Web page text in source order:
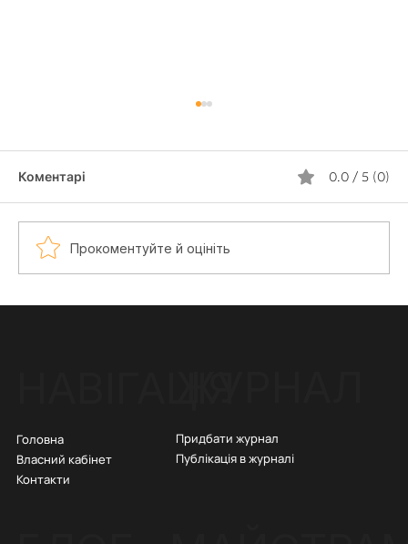
Коментарі 0.0 / 5 (0)
Прокоментуйте й оцініть
Головна
Власний кабінет
Контакти
Придбати журнал
Публікація в журналі